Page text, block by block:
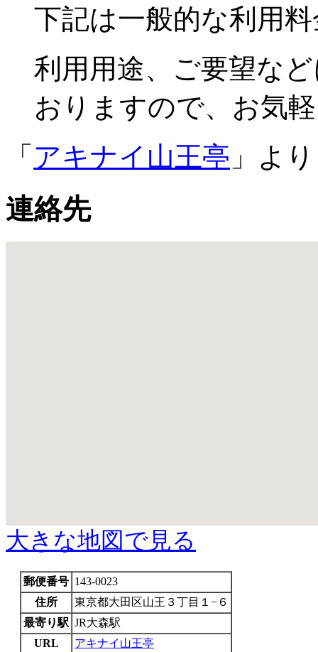
下記は一般的な利用
利用用途、ご要望な
おりますので、お気
「 アキナイ山王亭 」より
連絡先
大きな地図で見る
郵便番号 143-0023
住所
東京都大田区山王３丁目１−６
最寄り駅 JR大森駅
URL
アキナイ山王亭